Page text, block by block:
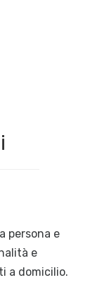
persona e
e
a domicilio.